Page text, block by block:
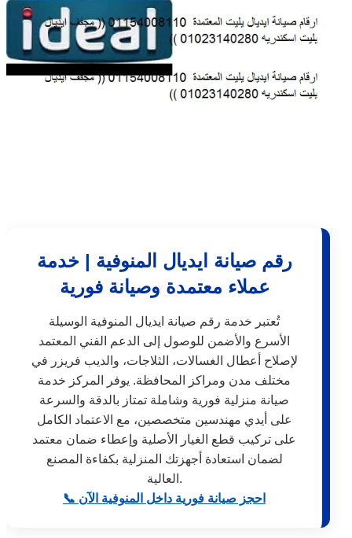
رقم صيانة ايديال المنوفية | خدمة
عملاء معتمدة وصيانة فورية
تُعتبر خدمة رقم صيانة ايديال المنوفية الوسيلة
الأسرع والأضمن للوصول إلى الدعم الفني المعتمد
لإصلاح أعطال الغسالات، الثلاجات، والديب فريزر في
مختلف مدن ومراكز المحافظة. يوفر المركز خدمة
صيانة منزلية فورية وشاملة تمتاز بالدقة والسرعة
على أيدي مهندسين متخصصين، مع الاعتماد الكامل
على تركيب قطع الغيار الأصلية وإعطاء ضمان معتمد
لضمان استعادة أجهزتك المنزلية بكفاءة المصنع
العالية.
📞 احجز صيانة فورية داخل المنوفية الآن